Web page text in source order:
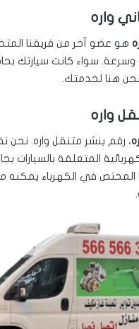
واره
هو عضو آخر من فريقنا
سواء كانت سيارتك
نحن هنا لخدمتك.
واره
، رقم بنشر متنقل واره. نحن
المتعلقة بالسيارات
المختص في الكهرباء يمكنه